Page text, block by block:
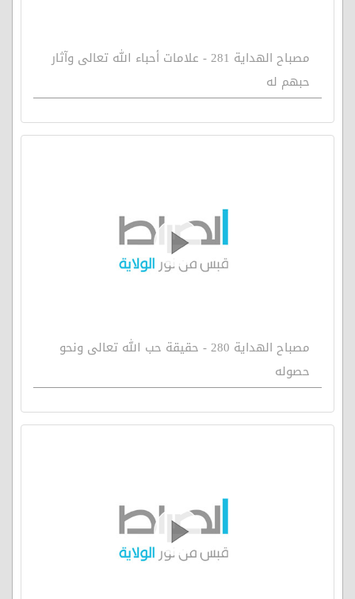
مصباح الهداية 281 - علامات أحباء الله تعالى وآثار
حبهم له
مصباح الهداية 280 - حقيقة حب الله تعالى ونحو
حصوله